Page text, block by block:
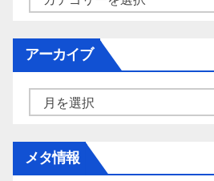
ー
アーカイブ
メタ情報